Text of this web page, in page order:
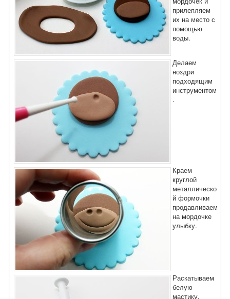
прилепляем
их на место с
помощью
воды.
Делаем
ноздри
подходящим
инструментом
.
Краем
круглой
металлическо
й формочки
продавливаем
на мордочке
улыбку.
Раскатываем
белую
мастику.